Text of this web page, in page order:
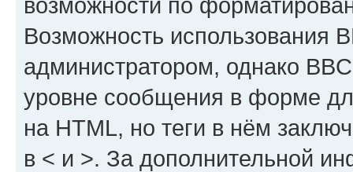
Возможность использования
администратором, однако
уровне сообщения в форме
на HTML, но теги в нём
в < и >. За дополнительной